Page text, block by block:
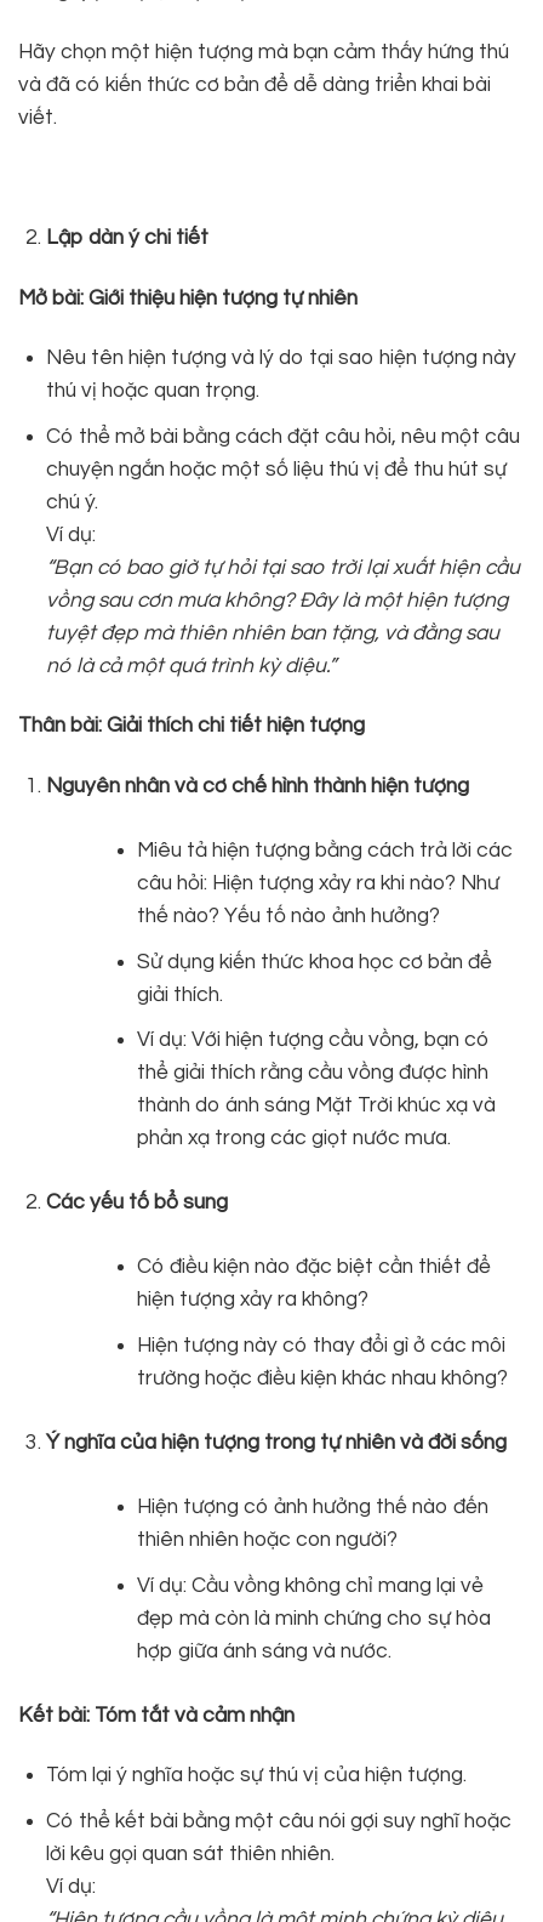
Hãy chọn một hiện tượng mà bạn cảm thấy hứng thú
và đã có kiến thức cơ bản để dễ dàng triển khai bài
viết.
Lập dàn ý chi tiết
Mở bài: Giới thiệu hiện tượng tự nhiên
Nêu tên hiện tượng và lý do tại sao hiện tượng này
thú vị hoặc quan trọng.
Có thể mở bài bằng cách đặt câu hỏi, nêu một câu
chuyện ngắn hoặc một số liệu thú vị để thu hút sự
chú ý.
Ví dụ:
“Bạn có bao giờ tự hỏi tại sao trời lại xuất hiện cầu
vồng sau cơn mưa không? Đây là một hiện tượng
tuyệt đẹp mà thiên nhiên ban tặng, và đằng sau
nó là cả một quá trình kỳ diệu.”
Thân bài: Giải thích chi tiết hiện tượng
Nguyên nhân và cơ chế hình thành hiện tượng
Miêu tả hiện tượng bằng cách trả lời các
câu hỏi: Hiện tượng xảy ra khi nào? Như
thế nào? Yếu tố nào ảnh hưởng?
Sử dụng kiến thức khoa học cơ bản để
giải thích.
Ví dụ: Với hiện tượng cầu vồng, bạn có
thể giải thích rằng cầu vồng được hình
thành do ánh sáng Mặt Trời khúc xạ và
phản xạ trong các giọt nước mưa.
Các yếu tố bổ sung
Có điều kiện nào đặc biệt cần thiết để
hiện tượng xảy ra không?
Hiện tượng này có thay đổi gì ở các môi
trường hoặc điều kiện khác nhau không?
Ý nghĩa của hiện tượng trong tự nhiên và đời sống
Hiện tượng có ảnh hưởng thế nào đến
thiên nhiên hoặc con người?
Ví dụ: Cầu vồng không chỉ mang lại vẻ
đẹp mà còn là minh chứng cho sự hòa
hợp giữa ánh sáng và nước.
Kết bài: Tóm tắt và cảm nhận
Tóm lại ý nghĩa hoặc sự thú vị của hiện tượng.
Có thể kết bài bằng một câu nói gợi suy nghĩ hoặc
lời kêu gọi quan sát thiên nhiên.
Ví dụ: